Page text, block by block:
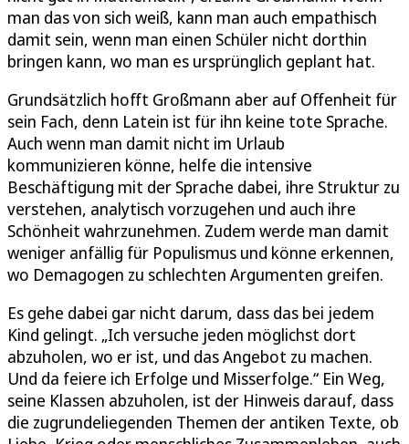
man das von sich weiß, kann man auch empathisch
damit sein, wenn man einen Schüler nicht dorthin
bringen kann, wo man es ursprünglich geplant hat.
Grundsätzlich hofft Großmann aber auf Offenheit für
sein Fach, denn Latein ist für ihn keine tote Sprache.
Auch wenn man damit nicht im Urlaub
kommunizieren könne, helfe die intensive
Beschäftigung mit der Sprache dabei, ihre Struktur zu
verstehen, analytisch vorzugehen und auch ihre
Schönheit wahrzunehmen. Zudem werde man damit
weniger anfällig für Populismus und könne erkennen,
wo Demagogen zu schlechten Argumenten greifen.
Es gehe dabei gar nicht darum, dass das bei jedem
Kind gelingt. „Ich versuche jeden möglichst dort
abzuholen, wo er ist, und das Angebot zu machen.
Und da feiere ich Erfolge und Misserfolge.“ Ein Weg,
seine Klassen abzuholen, ist der Hinweis darauf, dass
die zugrundeliegenden Themen der antiken Texte, ob